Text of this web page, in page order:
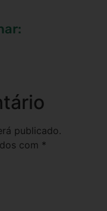
publicado.
com *